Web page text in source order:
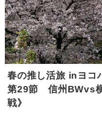
春の推し活旅 inヨ
第29節 信州BWvs
戦》